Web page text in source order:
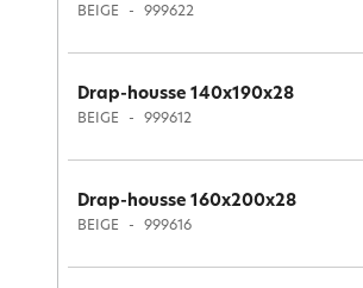
BEIGE 999622
Drap-housse 140x190x28
BEIGE 999612
Drap-housse 160x200x28
BEIGE 999616